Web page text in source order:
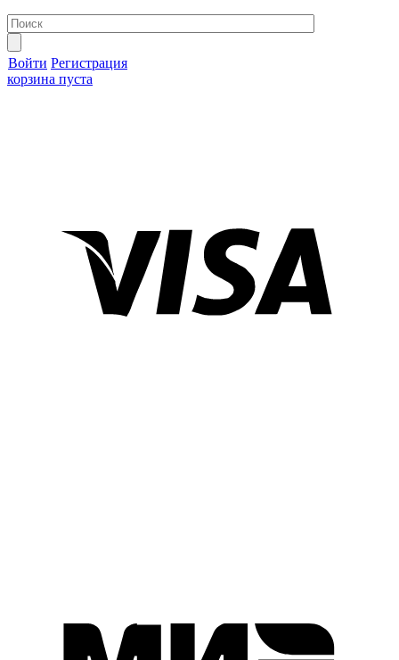
Войти Регистрация
корзина пуста